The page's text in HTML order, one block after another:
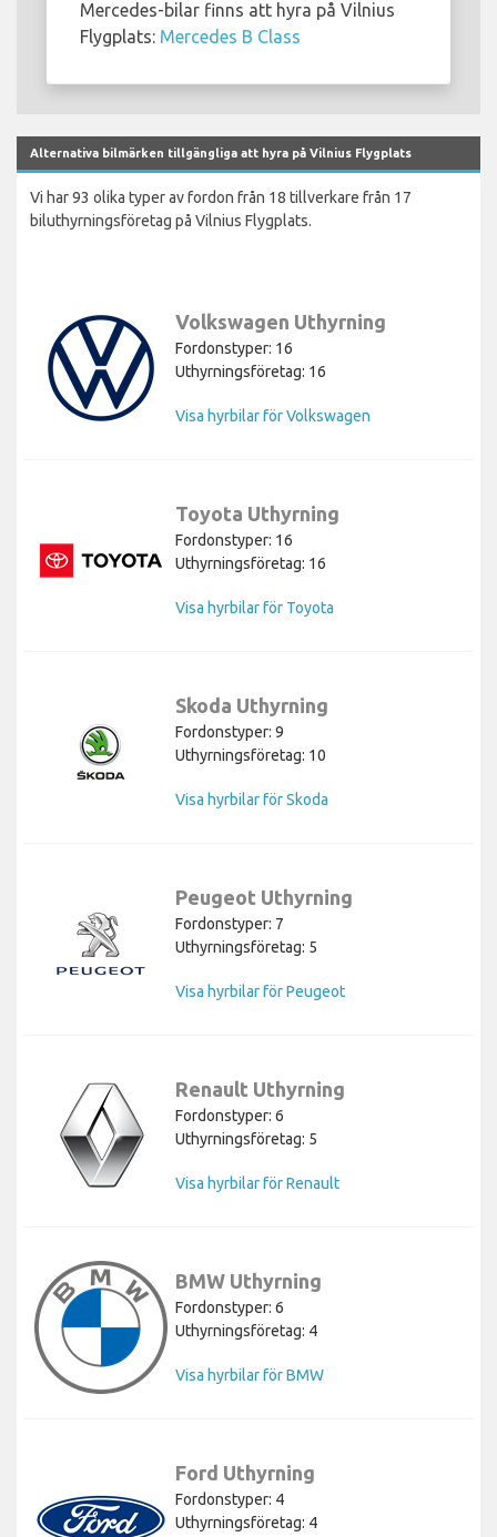
Mercedes-bilar finns att hyra på Vilnius
Flygplats: Mercedes B Class
Alternativa bilmärken tillgängliga att hyra på Vilnius Flygplats
Vi har 93 olika typer av fordon från 18 tillverkare från 17
biluthyrningsföretag på Vilnius Flygplats.
Volkswagen Uthyrning
Fordonstyper: 16
Uthyrningsföretag: 16
Visa hyrbilar för Volkswagen
Toyota Uthyrning
Fordonstyper: 16
Uthyrningsföretag: 16
Visa hyrbilar för Toyota
Skoda Uthyrning
Fordonstyper: 9
Uthyrningsföretag: 10
Visa hyrbilar för Skoda
Peugeot Uthyrning
Fordonstyper: 7
Uthyrningsföretag: 5
Visa hyrbilar för Peugeot
Renault Uthyrning
Fordonstyper: 6
Uthyrningsföretag: 5
Visa hyrbilar för Renault
BMW Uthyrning
Fordonstyper: 6
Uthyrningsföretag: 4
Visa hyrbilar för BMW
Ford Uthyrning
Fordonstyper: 4
Uthyrningsföretag: 4